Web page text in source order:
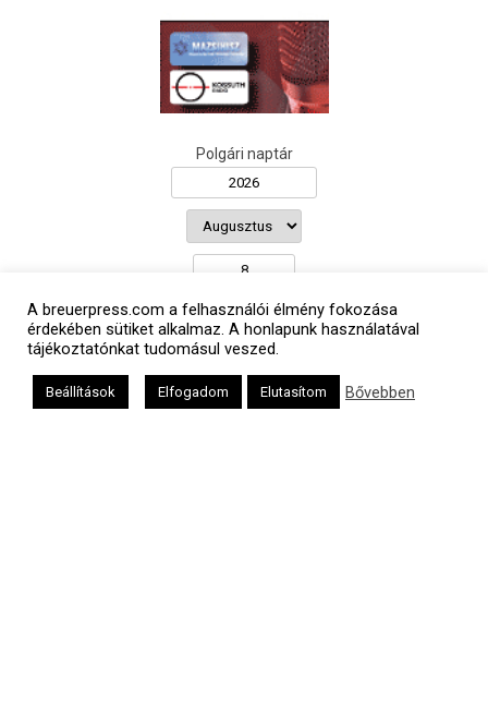
Polgári naptár
Héber naptár
A breuerpress.com a felhasználói élmény fokozása
érdekében sütiket alkalmaz. A honlapunk használatával
tájékoztatónkat tudomásul veszed.
Beállítások Elfogadom Elutasítom Bővebben